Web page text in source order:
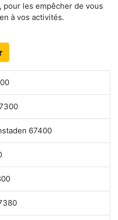
les empêcher de vous
à vos activités.
67400